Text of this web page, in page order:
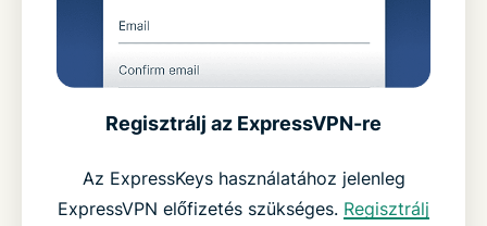
Regisztrálj az ExpressVPN-re
Az ExpressKeys használatához jelenleg
ExpressVPN előfizetés szükséges. Regisztrálj